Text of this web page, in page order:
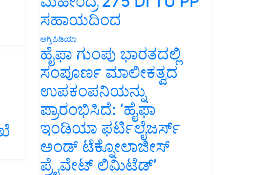
ಸಹಾಯದಿಂದ
ಅಗ್ರಿಪಿಡಿಯಾ
ಹೈಫಾ ಗುಂಪು ಭಾರತದಲ್ಲಿ
ಸಂಪೂರ್ಣ ಮಾಲೀಕತ್ವದ
ಉಪಕಂಪನಿಯನ್ನು
ಪ್ರಾರಂಭಿಸಿದೆ: ‘ಹೈಫಾ
ಇಂಡಿಯಾ ಫರ್ಟಿಲೈಜರ್ಸ್
ಅಂಡ್ ಟೆಕ್ನೋಲಾಜೀಸ್
ಪ್ರೈವೇಟ್ ಲಿಮಿಟೆಡ್’